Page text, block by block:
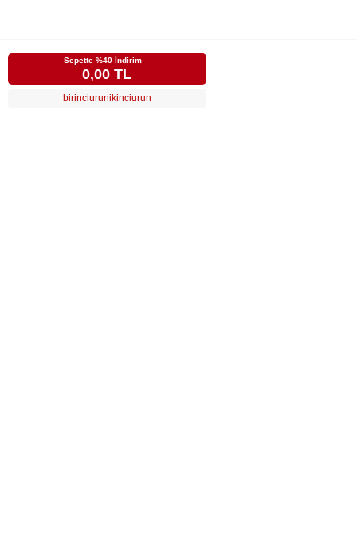
Sepette %40 İndirim
0,00 TL
birinciurunikinciurun